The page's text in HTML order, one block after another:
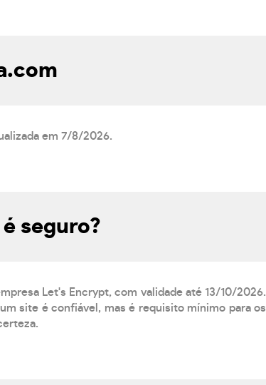
em 7/8/2026.
seguro?
Let's Encrypt, com validade até 13/10/2026.
site é confiável, mas é requisito mínimo para os